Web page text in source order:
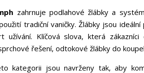
zahrnuje podlahové žlábky a
tradiční vaničky. Žlábky jsou
užívání. Klíčová slova, která
řešení, odtokové žlábky do
kategorii jsou navrženy tak, aby